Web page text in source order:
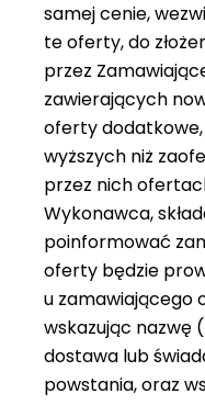
samej cenie,
te oferty, do
przez
zawierających
oferty
wyższych niż
przez nich
Wykonawca,
poinformować
oferty będzie
u zamawiającego
wskazując nazwę
dostawa lub
powstania, oraz